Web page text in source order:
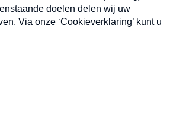
gratis abonnement op onze